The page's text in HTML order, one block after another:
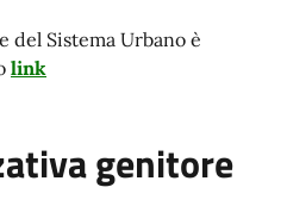
del Sistema Urbano è
link
genitore